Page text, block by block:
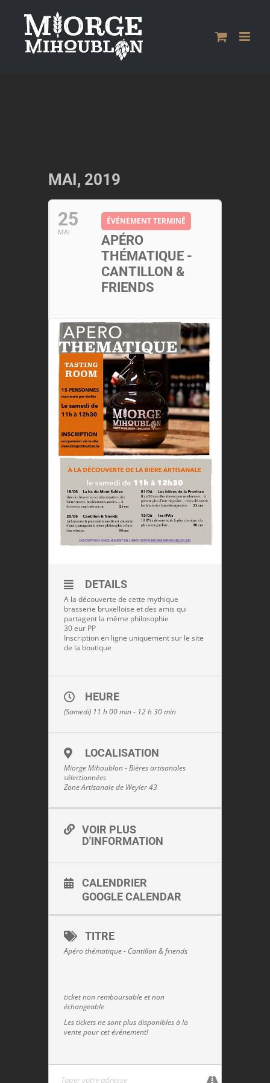
contenu
MAI, 2019
25
MAI
ÉVÉNEMENT TERMINÉ
APÉRO
THÉMATIQUE -
CANTILLON &
FRIENDS
DETAILS
A la découverte de cette mythique
brasserie bruxelloise et des amis qui
partagent la même philosophie
30 eur PP
Inscription en ligne uniquement sur le site
de la boutique
HEURE
(Samedi) 11 h 00 min - 12 h 30 min
LOCALISATION
Miorge Mihoublon - Bières artisanales
sélectionnées
Zone Artisanale de Weyler 43
VOIR PLUS
D'INFORMATION
CALENDRIER
GOOGLE CALENDAR
TITRE
Apéro thématique - Cantillon & friends
ticket non remboursable et non
échangeable
Les tickets ne sont plus disponibles à la
vente pour cet événement!